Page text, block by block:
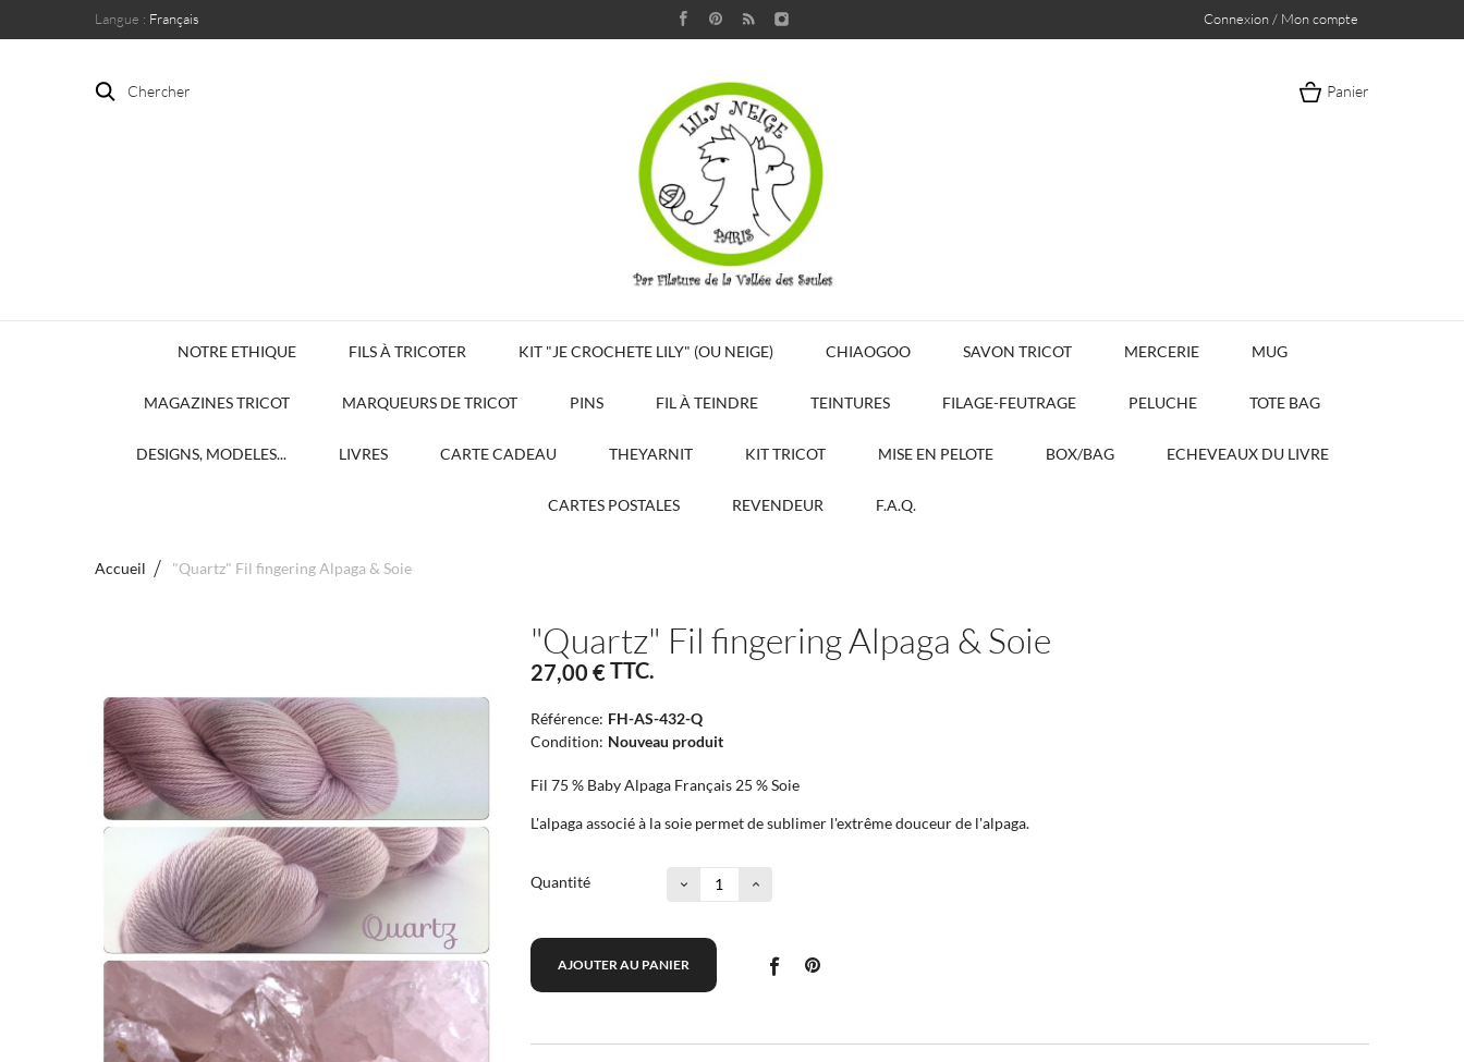
Langue : Français Connexion / Mon compte
Chercher Panier
NOTRE ETHIQUE FILS À TRICOTER KIT "JE CROCHETE LILY" (OU NEIGE) CHIAOGOO SAVON TRICOT MERCERIE MUG
MAGAZINES TRICOT MARQUEURS DE TRICOT PINS FIL À TEINDRE TEINTURES FILAGE-FEUTRAGE PELUCHE TOTE BAG
DESIGNS, MODELES... LIVRES CARTE CADEAU THEYARNIT KIT TRICOT MISE EN PELOTE BOX/BAG ECHEVEAUX DU LIVRE
CARTES POSTALES REVENDEUR F.A.Q.
Accueil "Quartz" Fil fingering Alpaga & Soie
"Quartz" Fil fingering Alpaga & Soie
27,00 €TTC.
Référence: FH-AS-432-Q
Condition: Nouveau produit
Fil 75 % Baby Alpaga Français 25 % Soie
L'alpaga associé à la soie permet de sublimer l'extrême douceur de l'alpaga.
Quantité
AJOUTER AU PANIER